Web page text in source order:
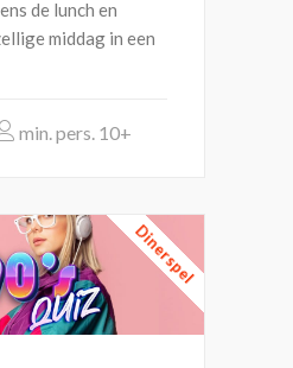
de lunch en
middag in een
10+
Dinerspel